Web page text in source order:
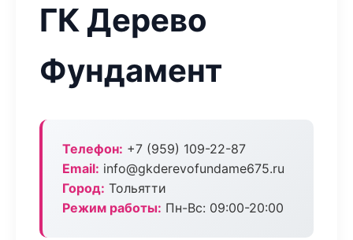
ГК Дерево
Фундамент
Телефон: +7 (959) 109-22-87
Email: info@gkderevofundame675.ru
Город: Тольятти
Режим работы: Пн-Вс: 09:00-20:00